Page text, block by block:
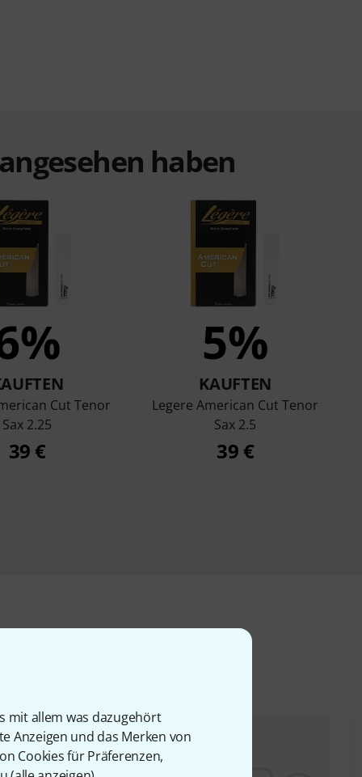
mit allem was dazugehört
Anzeigen und das Merken von
Cookies für Präferenzen,
haben
Cut Tenor
Sax 2.25
39 €
5%
KAUFTEN
Legere American Cut Tenor
Sax 2.5
39 €